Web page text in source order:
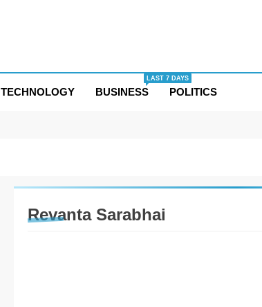
TECHNOLOGY BUSINESS
LAST 7 DAYS
POLITICS
Revanta Sarabhai